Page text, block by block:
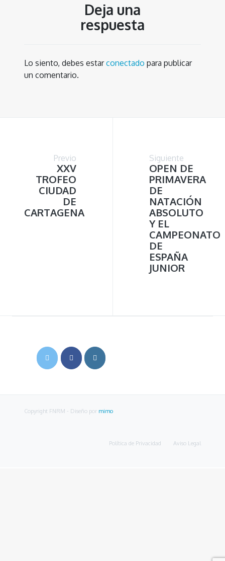
Deja una
respuesta
Lo siento, debes estarconectado para publicar
un comentario.
Previo
XXV
TROFEO
CIUDAD
DE
CARTAGENA
Siguiente
OPEN DE
PRIMAVERA
DE
NATACIÓN
ABSOLUTO
Y EL
CAMPEONATO
DE
ESPAÑA
JUNIOR
Copyright FNRM - Diseño por mimo
Política de Privacidad Aviso Legal